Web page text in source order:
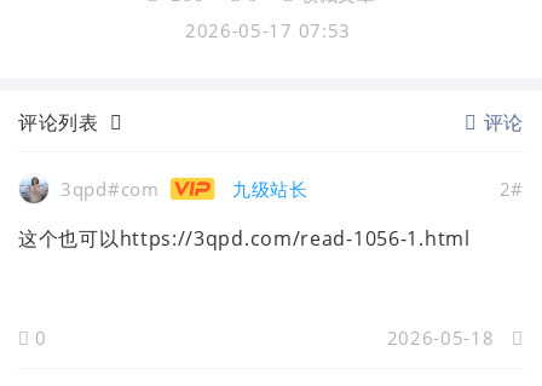
2026-05-17 07:53
评论列表 评论
3qpd#com 九级站长 2#
这个也可以https://3qpd.com/read-1056-1.html
0 2026-05-18